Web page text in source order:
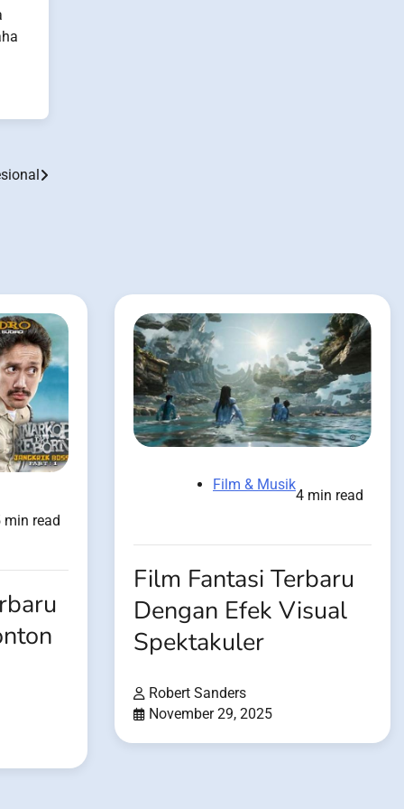
min read
Film & Musik
4 min read
Film Fantasi Terbaru
Dengan Efek Visual
Spektakuler
Robert Sanders
November 29, 2025